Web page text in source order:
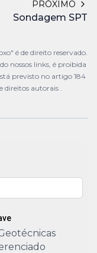
PRÓXIMO
Sondagem SPT
é de direito reservado.
nossos links, é proibida
previsto no artigo 184
direitos autorais .